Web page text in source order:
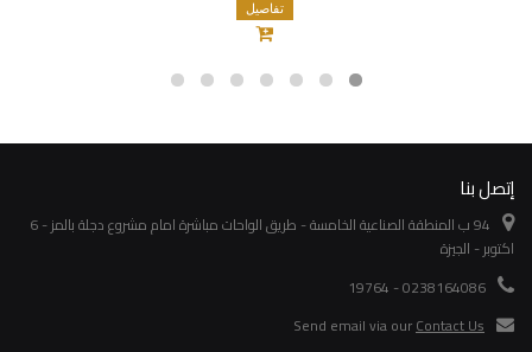
تفاصيل
إتصل بنا
94 ب المنطقة الصناعية الخامسة - طريق الواحات مباشرة امام مشروع دجلة بالمز - 6
اكتوبر - الجيزة
0238164086 - 19764
Send email via ourContact Us